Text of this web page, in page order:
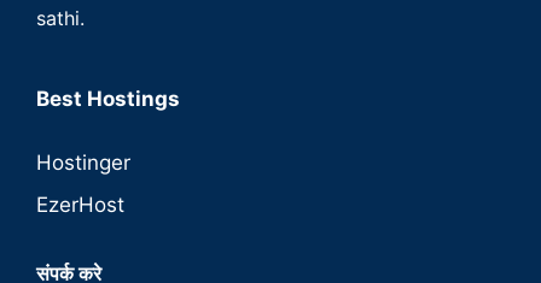
sathi.
Best Hostings
Hostinger
EzerHost
संपर्क करे